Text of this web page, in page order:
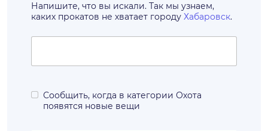
Напишите, что вы искали. Так мы узнаем,
каких прокатов не хватает городу Хабаровск.
Сообщить, когда в категории Охота
появятся новые вещи